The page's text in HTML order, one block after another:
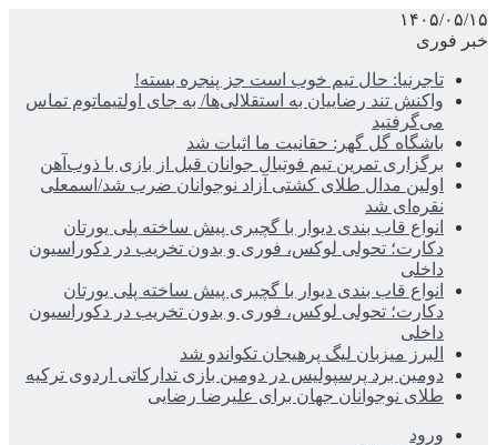
۱۴۰۵/۰۵/۱۵
خبر فوری
تاجرنیا: حال تیم خوب است جز پنجره بسته!
واکنش تند رضاییان به استقلالی‌ها/ به جای اولتیماتوم تماس
می‌گرفتید
باشگاه گل گهر: حقانیت ما اثبات شد
برگزاری تمرین تیم فوتبال جوانان قبل از بازی با ذوب‌آهن
اولین مدال طلای کشتی آزاد نوجوانان ضرب شد/اسمعلی
نقره‌ای شد
انواع قاب بندی دیوار با گچبری پیش ساخته پلی یورتان
دکارت؛ تحولی لوکس، فوری و بدون تخریب در دکوراسیون
داخلی
انواع قاب بندی دیوار با گچبری پیش ساخته پلی یورتان
دکارت؛ تحولی لوکس، فوری و بدون تخریب در دکوراسیون
داخلی
البرز میزبان لیگ پرهیجان تکواندو شد
دومین برد پرسپولیس در دومین بازی تدارکاتی اردوی ترکیه
طلای نوجوانان جهان برای علیرضا رضایی
ورود